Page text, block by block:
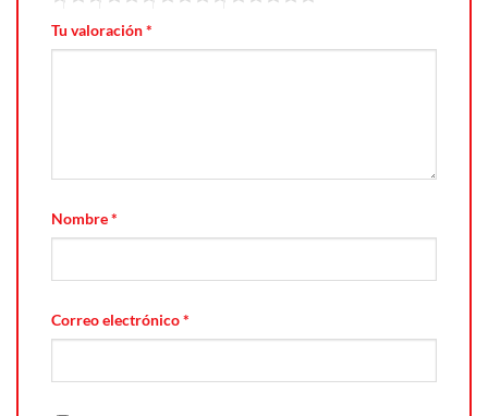
Tu valoración*
Nombre*
Correo electrónico*